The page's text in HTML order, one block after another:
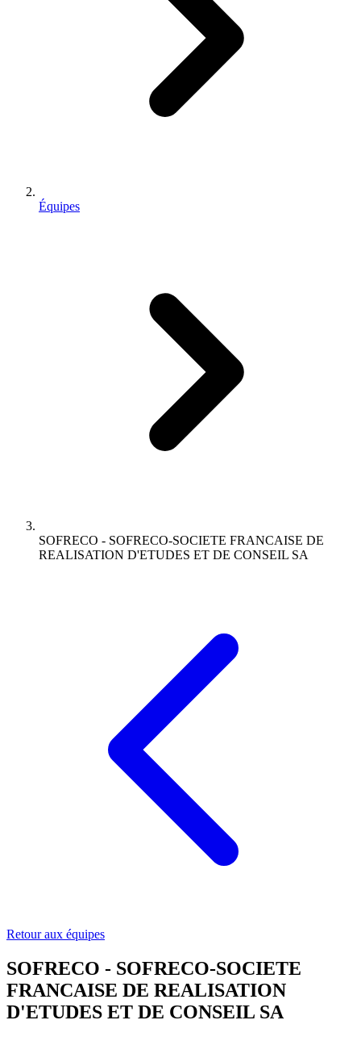
Équipes
SOFRECO - SOFRECO-SOCIETE FRANCAISE DE
REALISATION D'ETUDES ET DE CONSEIL SA
Retour aux équipes
SOFRECO - SOFRECO-SOCIETE
FRANCAISE DE REALISATION
D'ETUDES ET DE CONSEIL SA